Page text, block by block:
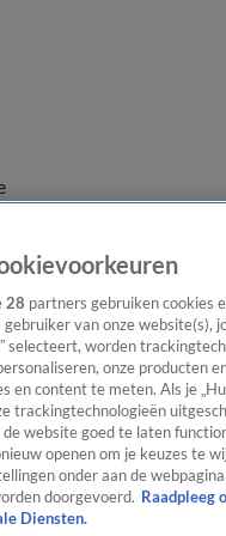
28 partners gebruiken cookies
gebruiker van onze website(s),
selecteert, worden
onze producten
en content te meten. Als je
trackingtechnologieën
de website goed te laten
openen om je keuzes te
onder aan de
doorgevoerd. Raadpleeg
Diensten.